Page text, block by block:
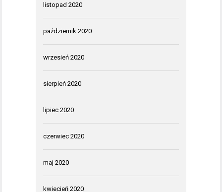
listopad 2020
październik 2020
wrzesień 2020
sierpień 2020
lipiec 2020
czerwiec 2020
maj 2020
kwiecień 2020